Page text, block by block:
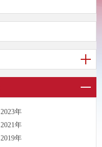
2023年
2021年
2019年